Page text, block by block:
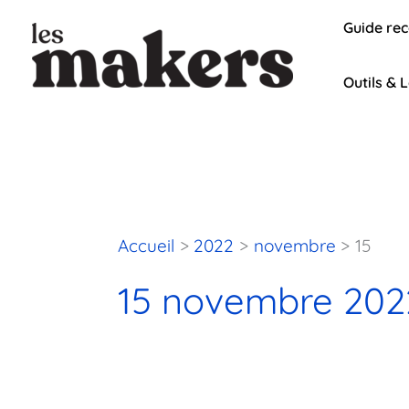
contenu
Guide
Outils &
Accueil 2022 novembre 15
15 novembre